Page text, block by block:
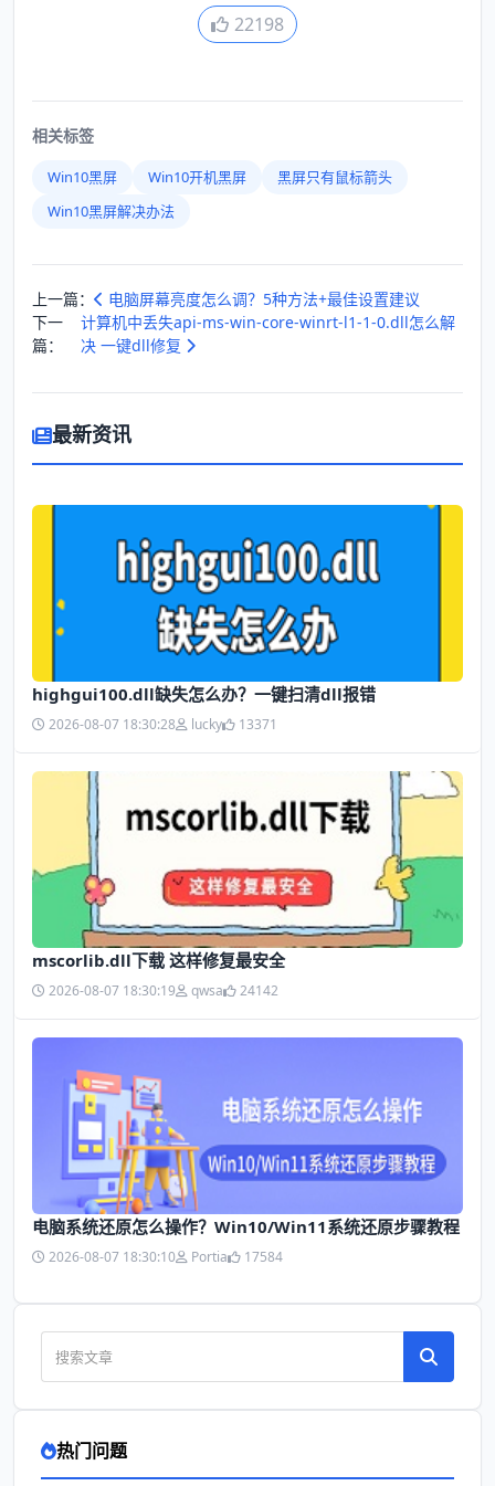
22198
相关标签
Win10黑屏 Win10开机黑屏
黑屏只有鼠标箭头
Win10黑屏解决办法
上一篇：
电脑屏幕亮度怎么调？5种方法+最佳设置建议
下一
篇：
计算机中丢失api-ms-win-core-winrt-l1-1-0.dll怎么解
决 一键dll修复
最新资讯
highgui100.dll缺失怎么办？一键扫清dll报错
2026-08-07 18:30:28 lucky 13371
mscorlib.dll下载 这样修复最安全
2026-08-07 18:30:19 qwsa 24142
电脑系统还原怎么操作？Win10/Win11系统还原步骤教程
2026-08-07 18:30:10 Portia 17584
热门问题